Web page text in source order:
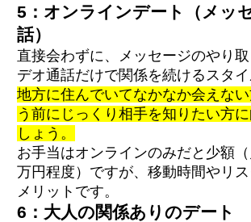
5：オンラインデート（メッ
話）
直接会わずに、メッセージのやり
デオ通話だけで関係を続けるスタイ
地方に住んでいてなかなか会えな
う前にじっくり相手を知りたい方
しょう。
お手当はオンラインのみだと少額
万円程度）ですが、移動時間やリ
メリットです。
6：大人の関係ありのデート